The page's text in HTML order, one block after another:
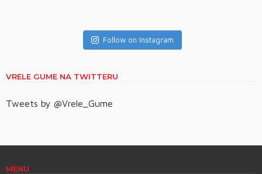
Follow on Instagram
VRELE GUME NA TWITTERU
Tweets by @Vrele_Gume
MENU